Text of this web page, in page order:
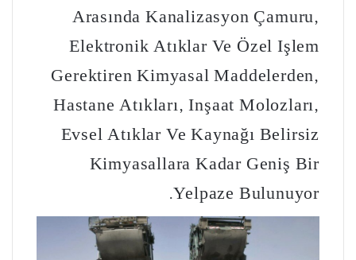
Arasında Kanalizasyon Çamuru,
Elektronik Atıklar Ve Özel Işlem
Gerektiren Kimyasal Maddelerden,
Hastane Atıkları, Inşaat Molozları,
Evsel Atıklar Ve Kaynağı Belirsiz
Kimyasallara Kadar Geniş Bir
Yelpaze Bulunuyor.